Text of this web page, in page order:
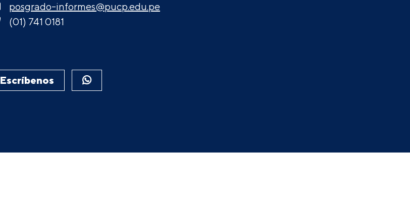
posgrado-informes@pucp.edu.pe
(01) 741 0181
Escríbenos